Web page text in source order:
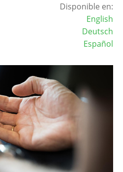
Disponible en:
English
Deutsch
Español